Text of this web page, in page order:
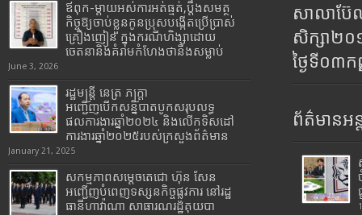
ឪពុក-ម្ដាយអស់ការអត់ធ្មត់,ប្ដឹងសមត្ថ
កិច្ចឱ្យចាប់ខ្លួនកូនប្រុសបង្កើតប្រើប្រាស់
គ្រឿងញៀន ក្នុងករណីហិង្សាដោយ
ចេតនានិងគំរាមកំហែងថានឹងសម្លាប់
June 3, 2026
រដ្ឋមន្រ្តី​ នេត្រ​ ភក្ត្រា​
អញ្ជើញបើកសន្និបាតបូកសរុបលទ្ធ
ផលការងារឆ្នាំ២០២៤ និងលើកទិសដៅ
ការងារឆ្នាំ២០២៥របស់​ក្រសួង​ព័ត៌មាន​
January 21, 2025
សកម្មភាពសម្តេចតេជោ ហ៊ុន សែន
អញ្ជើញបំពេញទស្សនកិច្ចផ្លូវការ នៅរដ្ឋ
ធានីហាវ៉ាណា សាធារណរដ្ឋគុយបា
សាលាប៊ែ
សិក្សា២
ថ្ងៃទី០៣
ព័ត៌មានអន្